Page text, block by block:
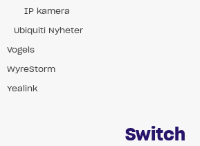
IP kamera
Ubiquiti Nyheter
Vogels
WyreStorm
Yealink
Switch